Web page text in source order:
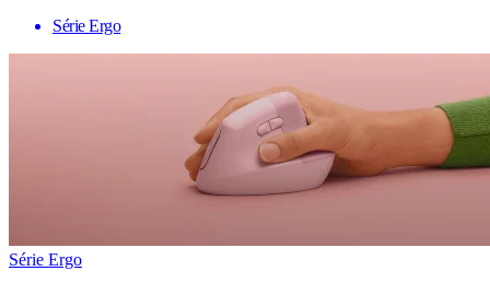
Série Ergo
Série Ergo